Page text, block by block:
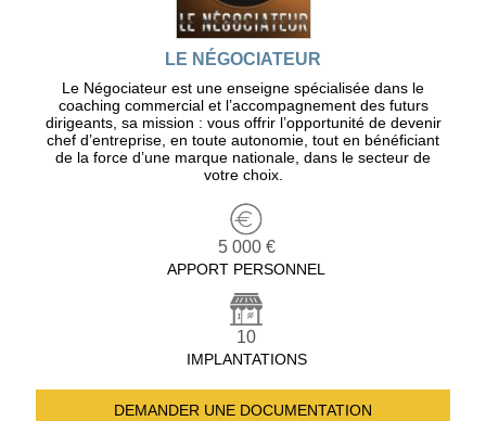
LE NÉGOCIATEUR
Le Négociateur est une enseigne spécialisée dans le
coaching commercial et l’accompagnement des futurs
dirigeants, sa mission : vous offrir l’opportunité de devenir
chef d’entreprise, en toute autonomie, tout en bénéficiant
de la force d’une marque nationale, dans le secteur de
votre choix.
5 000 €
APPORT PERSONNEL
10
IMPLANTATIONS
DEMANDER UNE DOCUMENTATION